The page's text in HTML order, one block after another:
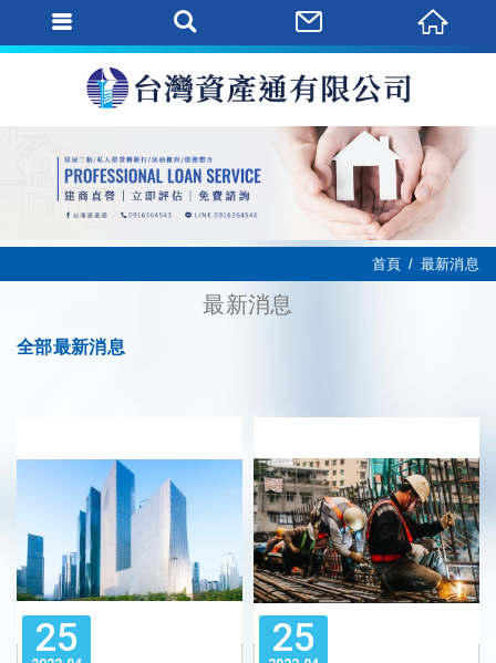
最新消息
首頁 最新消息
全部最新消息
25 25